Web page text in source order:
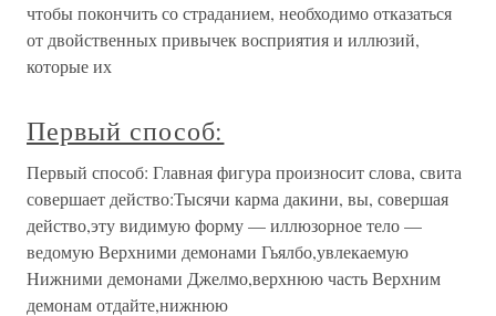
чтобы покончить со страданием, необходимо отказаться
от двойственных привычек восприятия и иллюзий,
которые их
Первый способ:
Первый способ: Главная фигура произносит слова, свита
совершает действо:Тысячи карма дакини, вы, совершая
действо,эту видимую форму — иллюзорное тело —
ведомую Верхними демонами Гьялбо,увлекаемую
Нижними демонами Джелмо,верхнюю часть Верхним
демонам отдайте,нижнюю